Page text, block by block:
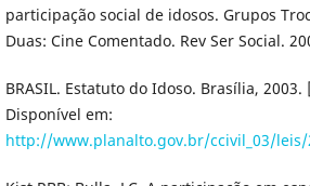
participação social de idosos. Grupos
Duas: Cine Comentado. Rev Ser Social.
BRASIL. Estatuto do Idoso. Brasília,
Disponível em:
http://www.planalto.gov.br/ccivil_03/leis/